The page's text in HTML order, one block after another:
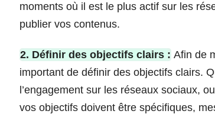
moments où il est le plus actif sur les
publier vos contenus.
2. Définir des objectifs clairs : Afin de
important de définir des objectifs clairs.
l’engagement sur les réseaux sociaux,
vos objectifs doivent être spécifiques,